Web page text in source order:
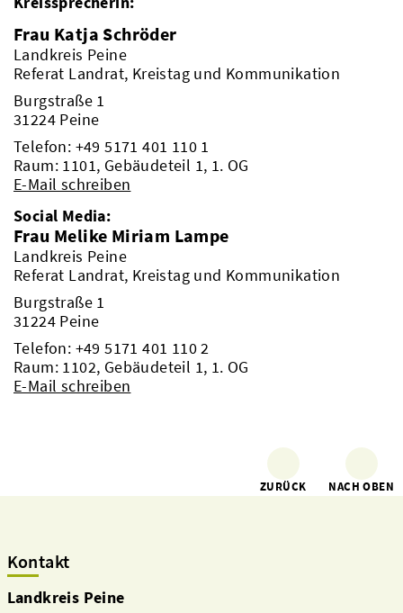
Frau Katja Schröder
Landkreis Peine
Referat Landrat, Kreistag und Kommunikation
Burgstraße 1
31224 Peine
Telefon: +49 5171 401 110 1
Raum: 1101, Gebäudeteil 1, 1. OG
E-Mail schreiben
Social Media:
Frau Melike Miriam Lampe
Landkreis Peine
Referat Landrat, Kreistag und Kommunikation
Burgstraße 1
31224 Peine
Telefon: +49 5171 401 110 2
Raum: 1102, Gebäudeteil 1, 1. OG
E-Mail schreiben
ZURÜCK NACH OBEN
Kontakt
Landkreis Peine